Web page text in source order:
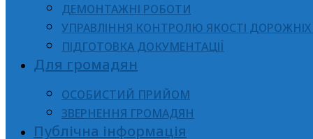
ДЕМОНТАЖНІ РОБОТИ
УПРАВЛІННЯ КОНТРОЛЮ ЯКОСТІ ДОРОЖНІХ
ПІДГОТОВКА ДОКУМЕНТАЦІЇ
Для громадян
ОСОБИСТИЙ ПРИЙОМ
ЗВЕРНЕННЯ ГРОМАДЯН
Публічна інформація